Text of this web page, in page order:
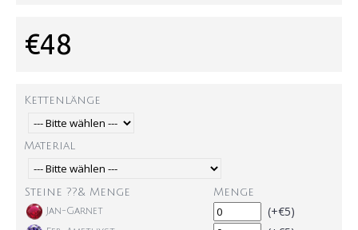
€48
Kettenlänge
Material
Steine ??& Menge Menge
Jan-Garnet (+€5)